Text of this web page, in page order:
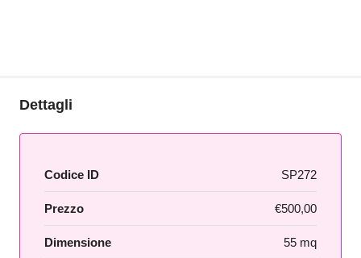
Dettagli
Codice ID SP272
Prezzo €500,00
Dimensione 55 mq